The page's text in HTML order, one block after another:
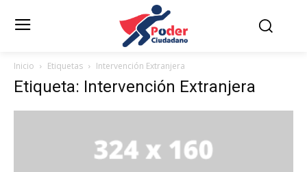
Inicio Etiquetas Intervención Extranjera
Etiqueta: Intervención Extranjera